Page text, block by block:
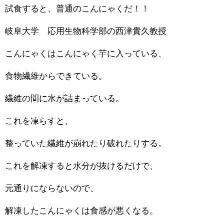
試食すると、普通のこんにゃくだ！！
岐阜大学 応用生物科学部の西津貴久教授
こんにゃくはこんにゃく芋に入っている、
食物繊維からできている。
繊維の間に水が詰まっている。
これを凍らすと、
整っていた繊維が崩れたり破れたりする。
これを解凍すると水分が抜けるだけで、
元通りにならないので、
解凍したこんにゃくは食感が悪くなる。